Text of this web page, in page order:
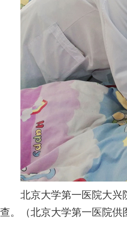
北京大学第一医院大兴院
查。（北京大学第一医院供